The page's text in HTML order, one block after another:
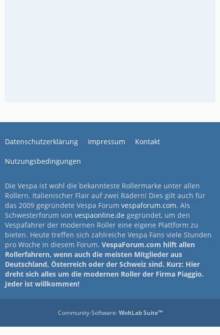
Datenschutzerklärung Impressum Kontakt
Nutzungsbedingungen
Die Vespa ist wohl die bekannteste Rollermarke unter allen
Rollern. Italienischer Flair auf zwei Rädern! Dies gilt auch für
das 2009 gegründete Vespa Forum vespaforum.com. Als
Schwesterforum von vespaonline.de gegründet, um den
Vespafahrer der modernen Roller eine eigene Plattform zu
bieten. Heute treffen sich zahlreiche Vespa Fans viele Stunden
pro Woche in diesem Forum. VespaForum.com hilft allen
Rollerfahrern, wenn auch die meisten Mitglieder aus
Deutschland, Österreich oder der Schweiz sind. Kurz: Hier
dreht sich alles um die modernen Roller der Firma Piaggio.
Jeder ist willkommen!
Community-Software:WoltLab Suite™